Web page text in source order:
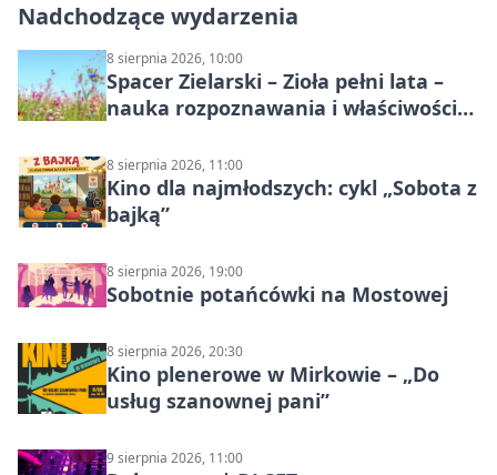
Nadchodzące wydarzenia
8 sierpnia 2026, 10:00
Spacer Zielarski – Zioła pełni lata –
nauka rozpoznawania i właściwości
8 sierpnia 2026, 11:00
Kino dla najmłodszych: cykl „Sobota z
bajką”
8 sierpnia 2026, 19:00
Sobotnie potańcówki na Mostowej
8 sierpnia 2026, 20:30
Kino plenerowe w Mirkowie – „Do
usług szanownej pani”
9 sierpnia 2026, 11:00